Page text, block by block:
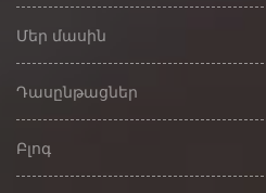
Մեր մասին
Դասընթացներ
Բլոգ